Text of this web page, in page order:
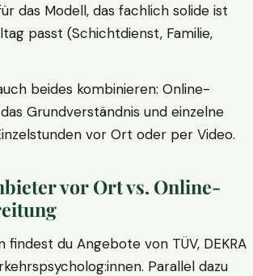
das Modell, das fachlich solide ist
passt (Schichtdienst, Familie,
beides kombinieren: Online-
Grundverständnis und einzelne
vor Ort oder per Video.
vor Ort vs. Online-
findest du Angebote von TÜV, DEKRA
Parallel dazu